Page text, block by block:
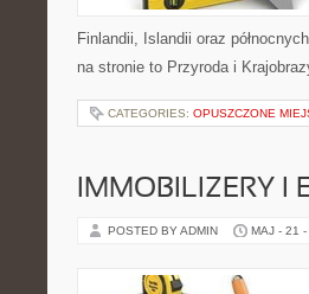
Finlandii, Islandii oraz
na stronie to Przyroda i
CATEGORIES: OPUSZCZONE
IMMOBILIZERY I
POSTED BY ADMIN MAJ - 21